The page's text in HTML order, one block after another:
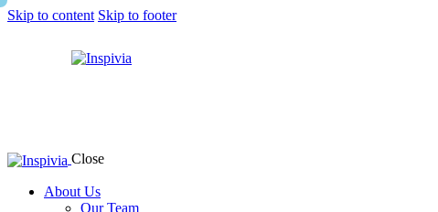
Skip to content Skip to footer
Close
About Us
Our Team